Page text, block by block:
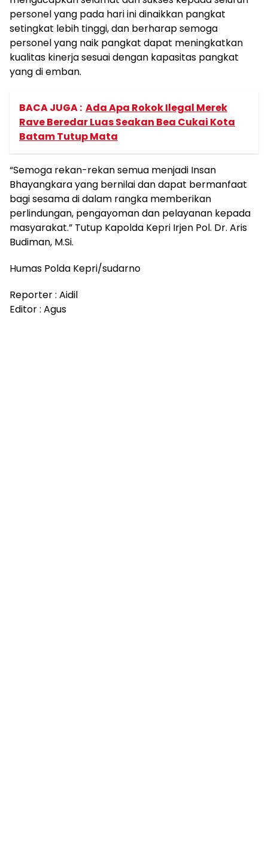
personel yang pada hari ini dinaikkan pangkat
setingkat lebih tinggi, dan berharap semoga
personel yang naik pangkat dapat meningkatkan
kualitas kinerja sesuai dengan kapasitas pangkat
yang di emban.
BACA JUGA : Ada Apa Rokok Ilegal Merek
Rave Beredar Luas Seakan Bea Cukai Kota
Batam Tutup Mata
“Semoga rekan-rekan semua menjadi Insan
Bhayangkara yang bernilai dan dapat bermanfaat
bagi sesama di dalam rangka memberikan
perlindungan, pengayoman dan pelayanan kepada
masyarakat.” Tutup Kapolda Kepri Irjen Pol. Dr. Aris
Budiman, M.Si.
Humas Polda Kepri/sudarno
Reporter : Aidil
Editor : Agus